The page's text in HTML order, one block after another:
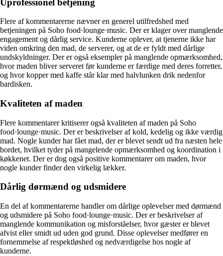
Flere af kommentarerne nævner en generel utilfredshed med
betjeningen på Soho food·lounge·music. Der er klager over manglende
engagement og dårlig service. Kunderne oplever, at tjenerne ikke har
viden omkring den mad, de serverer, og at de er fyldt med dårlige
undskyldninger. Der er også eksempler på manglende opmærksomhed,
hvor maden bliver serveret før kunderne er færdige med deres forretter,
og hvor kopper med kaffe står klar med halvlunken drik nedenfor
bardisken.
Kvaliteten af maden
Flere kommentarer kritiserer også kvaliteten af maden på Soho
food·lounge·music. Der er beskrivelser af kold, kedelig og ikke værdig
mad. Nogle kunder har fået mad, der er blevet sendt ud fra næsten hele
bordet, hvilket tyder på mangelende opmærksomhed og koordination i
køkkenet. Der er dog også positive kommentarer om maden, hvor
nogle kunder finder den virkelig lækker.
Dårlig dørmænd og udsmidere
En del af kommentarerne handler om dårlige oplevelser med dørmænd
og udsmidere på Soho food·lounge·music. Der er beskrivelser af
manglende kommunikation og misforståelser, hvor gæster er blevet
afvist eller smidt ud uden god grund. Disse oplevelser medfører en
fornemmelse af respektløshed og nedværdigelse hos nogle af
kunderne.